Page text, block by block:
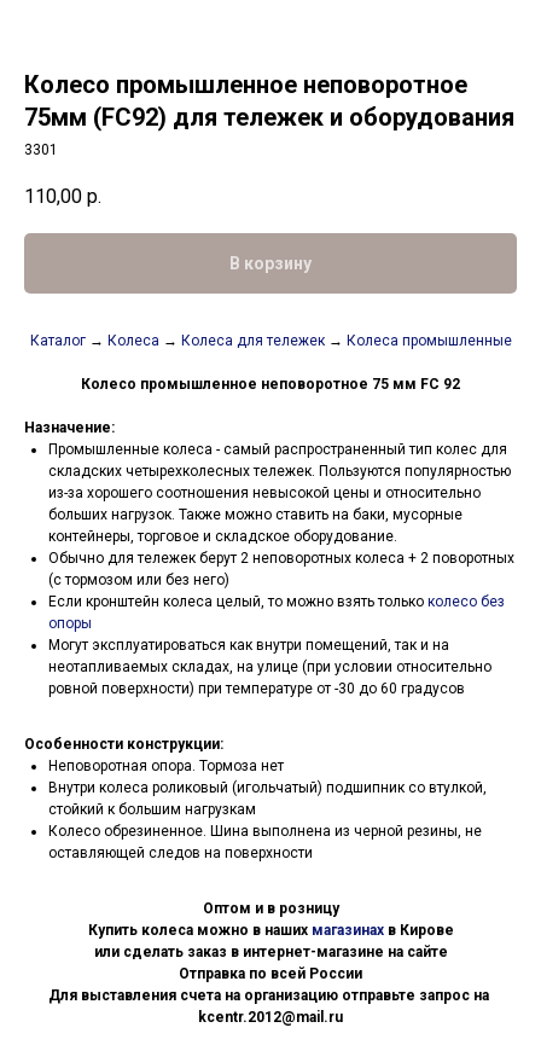
Колесо промышленное неповоротное
75мм (FC92) для тележек и оборудования
3301
110,00 р.
В корзину
Каталог→ Колеса → Колеса для тележек→ Колеса промышленные
Колесо промышленное неповоротное 75 мм FC 92
Назначение:
Промышленные колеса - самый распространенный тип колес для
складских четырехколесных тележек. Пользуются популярностью
из-за хорошего соотношения невысокой цены и относительно
больших нагрузок. Также можно ставить на баки, мусорные
контейнеры, торговое и складское оборудование.
Обычно для тележек берут 2 неповоротных колеса + 2 поворотных
(с тормозом или без него)
Если кронштейн колеса целый, то можно взять только колесо без
опоры
Могут эксплуатироваться как внутри помещений, так и на
неотапливаемых складах, на улице (при условии относительно
ровной поверхности) при температуре от -30 до 60 градусов
Особенности конструкции:
Неповоротная опора. Тормоза нет
Внутри колеса роликовый (игольчатый) подшипник со втулкой,
стойкий к большим нагрузкам
Колесо обрезиненное. Шина выполнена из черной резины, не
оставляющей следов на поверхности
Оптом и в розницу
Купить колеса можно в наших магазинахв Кирове
или сделать заказ в интернет-магазине на сайте
Отправка по всей России
Для выставления счета на организацию отправьте запрос на
kcentr.2012@mail.ru